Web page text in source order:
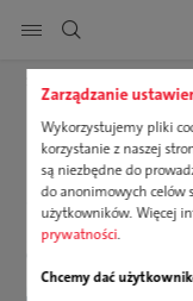
Zarządzanie
Wykorzystujemy pliki
korzystanie z naszej
są niezbędne do
do anonimowych celów
użytkowników. Więcej
prywatności.
Chcemy dać
Pokaż nawigację strony
Produkty
Usługi
DE PL